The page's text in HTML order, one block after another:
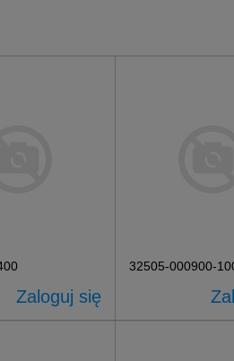
Zaloguj się
32505-000900-